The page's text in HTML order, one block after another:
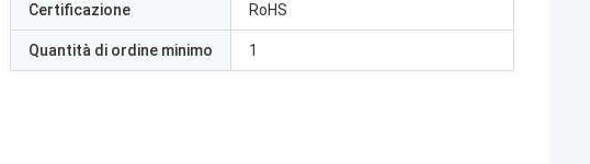
Certificazione RoHS
Quantità di ordine minimo 1